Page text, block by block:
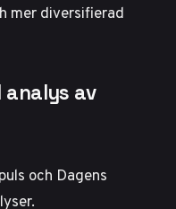
mer diversifierad
av
och Dagens